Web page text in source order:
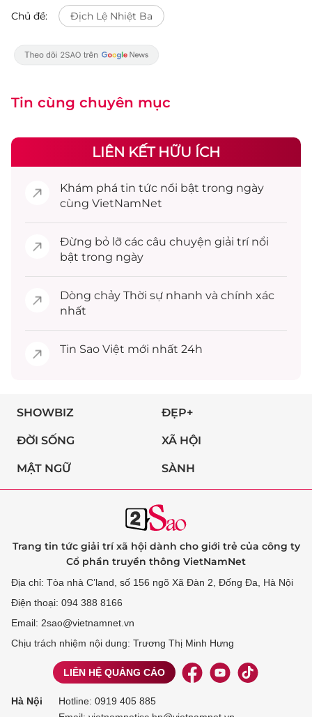
Chủ đề: Địch Lệ Nhiệt Ba
Tin cùng chuyên mục
LIÊN KẾT HỮU ÍCH
Khám phá tin tức nổi bật trong ngày
cùng VietNamNet
Đừng bỏ lỡ các câu chuyện giải trínổi
bật trong ngày
Dòng chảy Thời sự nhanh và chính xác
nhất
Tin Sao Việt mới nhất 24h
SHOWBIZ ĐẸP+
ĐỜI SỐNG XÃ HỘI
MẬT NGỮ SÀNH
Trang tin tức giải trí xã hội dành cho giới trẻ của công ty
Cổ phần truyền thông VietNamNet
Địa chỉ: Tòa nhà C’land, số 156 ngõ Xã Đàn 2, Đống Đa, Hà Nội
Điện thoại: 094 388 8166
Email: 2sao@vietnamnet.vn
Chịu trách nhiệm nội dung: Trương Thị Minh Hưng
LIÊN HỆ QUẢNG CÁO
Hà Nội Hotline: 0919 405 885